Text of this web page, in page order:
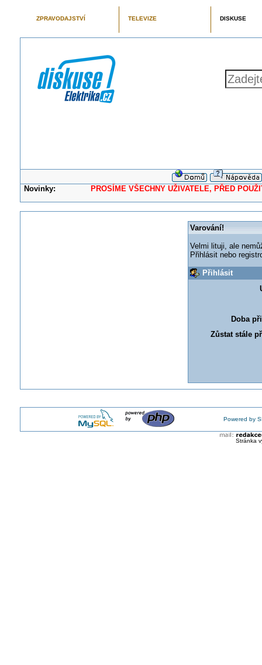
ZPRAVODAJSTVÍ TELEVIZE DISKUSE
Novinky: PROSÍME VŠECHNY UŽIVATELE, PŘED
Varování!
Velmi lituji, ale
Přihlásit nebo
Přihlásit
Doba
Zůstat stále
Powered by
Stránka